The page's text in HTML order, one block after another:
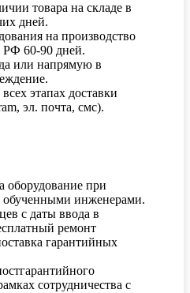
товара на складе в
дней.
на производство
РФ 60-90 дней.
или напрямую в
этапах доставки
эл. почта, смс).
оборудование при
инженерами.
с даты ввода в
ремонт
гарантийных
сотрудничества с